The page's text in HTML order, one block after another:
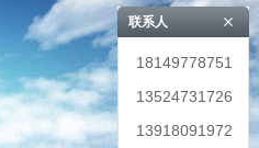
联系人
18149778751
13524731726
13918091972